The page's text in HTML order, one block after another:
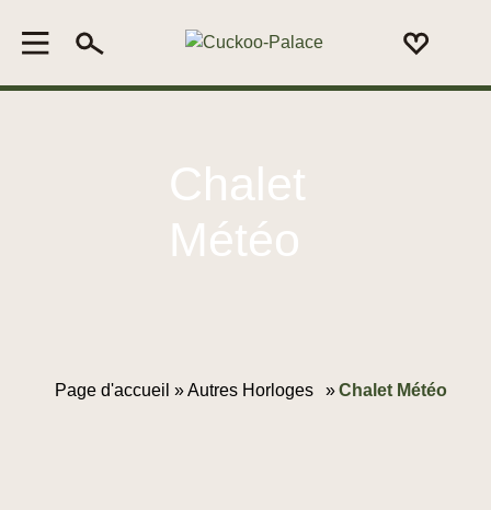
Chalet
Météo
Page d'accueil »Autres Horloges »Chalet Météo